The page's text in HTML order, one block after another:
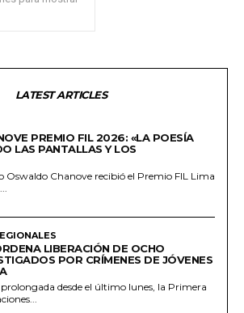
LATEST ARTICLES
PREMIO FIL 2026: «LA POESÍA
LAS PANTALLAS Y LOS
Oswaldo Chanove recibió el Premio FIL Lima
LIBERACIÓN DE OCHO
POR CRÍMENES DE JÓVENES
desde el último lunes, la Primera